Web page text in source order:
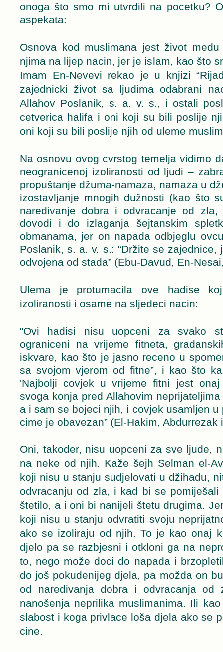
onoga što smo mi utvrdili na pocetku?
aspekata:
Osnova kod muslimana jest život
njima na lijep nacin, jer je islam, kao što
Imam En-Nevevi rekao je u knjizi
zajednicki život sa ljudima odabrani
Allahov Poslanik, s. a. v. s., i ostali
cetverica halifa i oni koji su bili poslije
oni koji su bili poslije njih od uleme
Na osnovu ovog cvrstog temelja vidimo
neogranicenoj izoliranosti od ljudi –
propuštanje džuma-namaza, namaza u
izostavljanje mnogih dužnosti (kao što
naredivanje dobra i odvracanje od
dovodi i do izlaganja šejtanskim
obmanama, jer on napada odbjeglu
Poslanik, s. a. v. s.: “Držite se
odvojena od stada” (Ebu-Davud, En-
Ulema je protumacila ove hadise
izoliranosti i osame na sljedeci nacin:
"Ovi hadisi nisu uopceni za svako
ograniceni na vrijeme fitneta,
iskvare, kao što je jasno receno u
sa svojom vjerom od fitne”, i kao što
'Najbolji covjek u vrijeme fitni jest
svoga konja pred Allahovim
a i sam se bojeci njih, i covjek usamljen
cime je obavezan” (El-Hakim, Abdurrezak
Oni, takoder, nisu uopceni za sve ljude,
na neke od njih. Kaže šejh Selman el-
koji nisu u stanju sudjelovati u džihadu,
odvracanju od zla, i kad bi se
štetilo, a i oni bi nanijeli štetu drugima.
koji nisu u stanju odvratiti svoju
ako se izoliraju od njih. To je kao onaj
djelo pa se razbjesni i otkloni ga na
to, nego može doci do napada i
do još pokudenijeg djela, pa možda on
od naredivanja dobra i odvracanja
nanošenja neprilika muslimanima. Ili
slabost i koga privlace loša djela ako se
cine.